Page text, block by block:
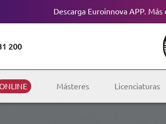
Descarga Euroinnova APP.
200
ESTUDIOS
Licenciaturas
Doctorados
ONLINE Másteres Licenciaturas